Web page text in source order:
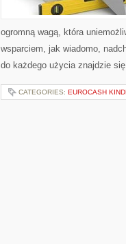
ogromną wagą, która
wsparciem, jak wiadomo,
do każdego użycia znajdzie
CATEGORIES: EUROCASH